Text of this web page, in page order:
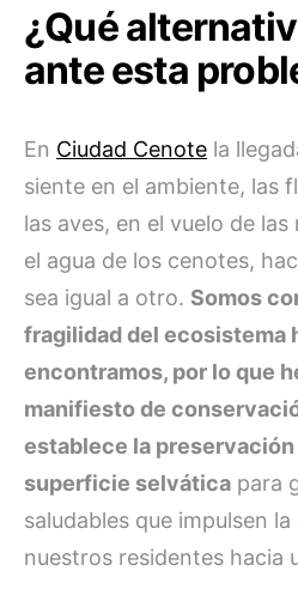
¿Qué
ante esta
En Ciudad Cenote la
siente en el ambiente, las
las aves, en el vuelo de
el agua de los cenotes,
sea igual a otro. Somos
fragilidad del ecosistema
encontramos, por lo que
manifiesto de
establece la preservación
superficie selvática para
saludables que impulsen
nuestros residentes hacia